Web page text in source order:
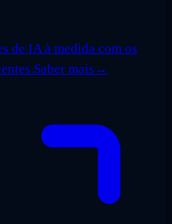
de IA à medida com os
Saber mais →